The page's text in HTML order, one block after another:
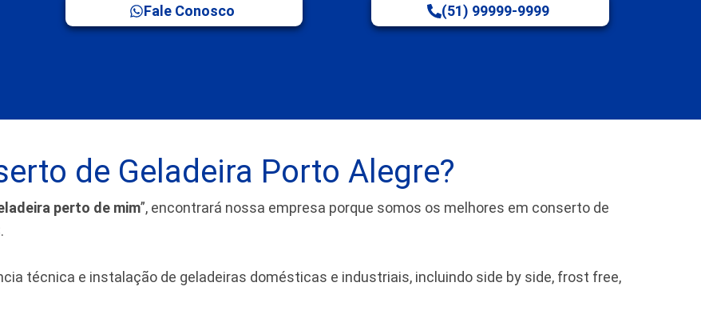
Fale Conosco (51) 99999-9999
de Geladeira Porto Alegre?
perto de mim”, encontrará nossa empresa porque somos os melhores em conserto de
técnica e instalação de geladeiras domésticas e industriais, incluindo side by side, frost free,